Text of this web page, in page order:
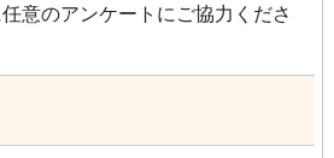
意のアンケートにご協力くださ